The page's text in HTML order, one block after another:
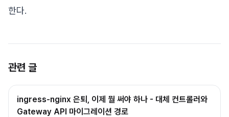
한다.
관련 글
ingress-nginx 은퇴, 이제 뭘 써야 하나 - 대체 컨트롤러와
Gateway API 마이그레이션 경로